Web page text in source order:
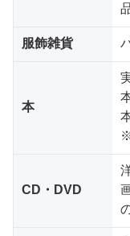
服飾雑貨
本
CD・DVD